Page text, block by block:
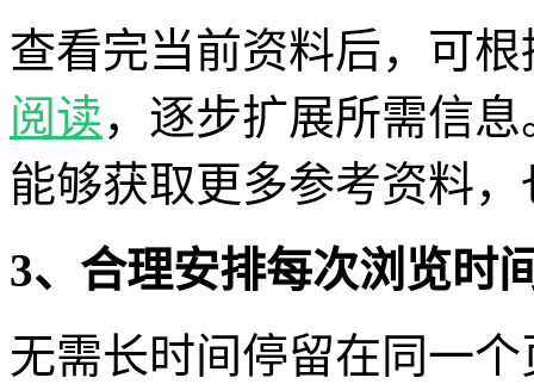
查看完当前资料后，可
阅读，逐步扩展所需信
能够获取更多参考资料
3、合理安排每次浏览时
无需长时间停留在同一